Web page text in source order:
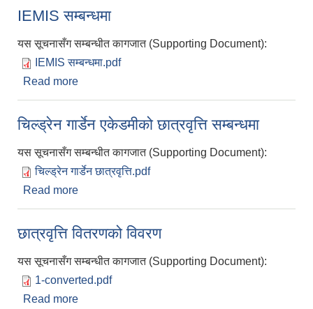
IEMIS सम्बन्धमा
यस सूचनासँग सम्बन्धीत कागजात (Supporting Document):
IEMIS सम्बन्धमा.pdf
Read more
चिल्ड्रेन गार्डेन एकेडमीको छात्रवृत्ति सम्बन्धमा
यस सूचनासँग सम्बन्धीत कागजात (Supporting Document):
चिल्ड्रेन गार्डेन छात्रवृत्ति.pdf
Read more
छात्रवृत्ति वितरणको विवरण
यस सूचनासँग सम्बन्धीत कागजात (Supporting Document):
1-converted.pdf
Read more